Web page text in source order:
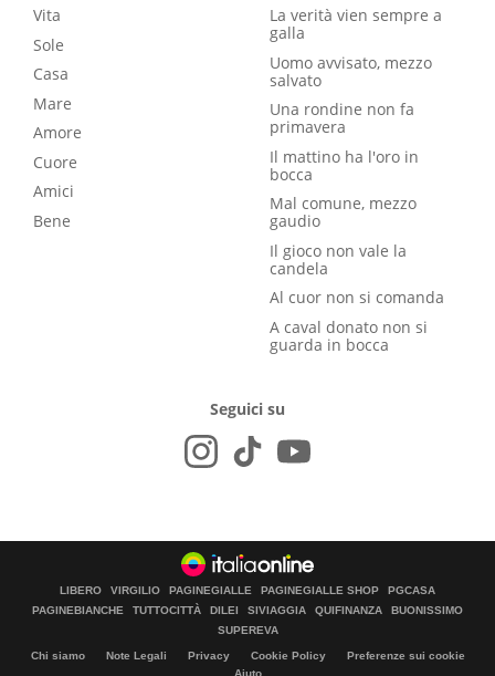
Vita
Sole
Casa
Mare
Amore
Cuore
Amici
Bene
La verità vien sempre a
galla
Uomo avvisato, mezzo
salvato
Una rondine non fa
primavera
Il mattino ha l'oro in
bocca
Mal comune, mezzo
gaudio
Il gioco non vale la
candela
Al cuor non si comanda
A caval donato non si
guarda in bocca
Seguici su
LIBERO VIRGILIO PAGINEGIALLE PAGINEGIALLE SHOP
PGCASA
PAGINEBIANCHE
TUTTOCITTÀ DILEI SIVIAGGIA QUIFINANZA
BUONISSIMO
SUPEREVA
Chi siamo Note Legali Privacy Cookie Policy
Preferenze sui cookie